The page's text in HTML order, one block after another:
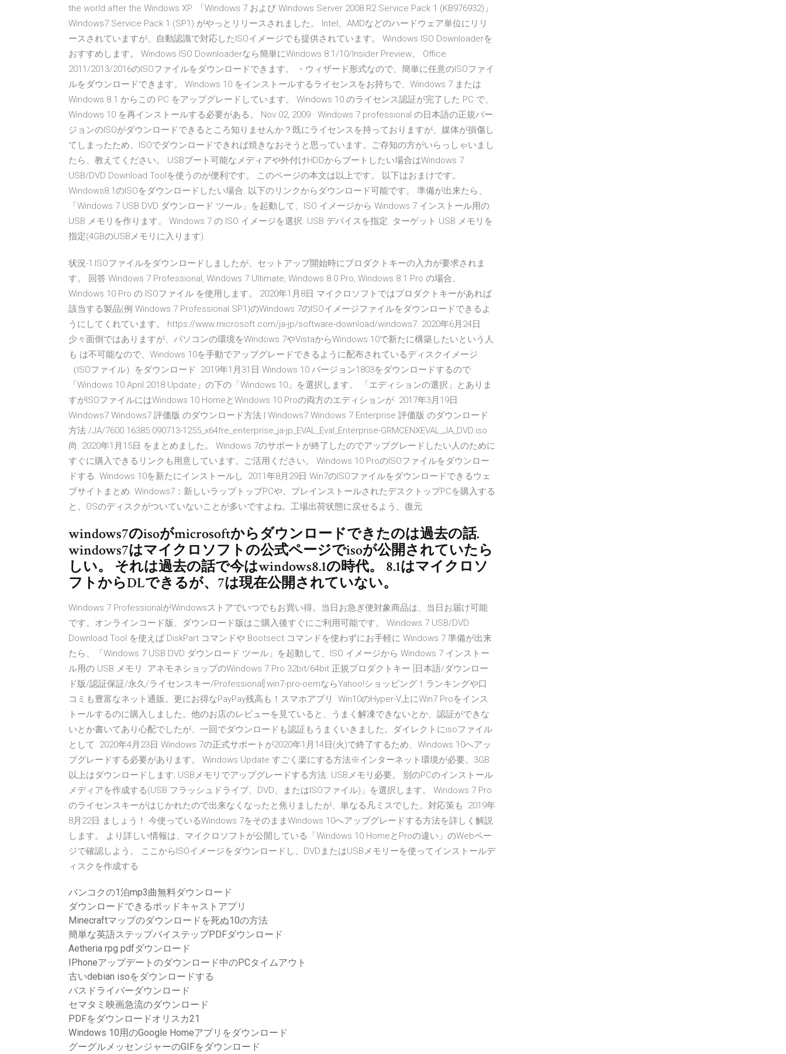
the world after the Windows XP. 「Windows 7 および Windows Server 2008 R2 Service Pack 1 (KB976932)」
Windows7 Service Pack 1 (SP1) がやっとリリースされました。 Intel、AMDなどのハードウェア単位にリリ
ースされていますが、自動認識で対応したISOイメージでも提供されています。 Windows ISO Downloaderを
おすすめします。 Windows ISO Downloaderなら簡単にWindows 8.1/10/Insider Preview、 Office
2011/2013/2016のISOファイルをダウンロードできます。 ・ウィザード形式なので、簡単に任意のISOファイ
ルをダウンロードできます。 Windows 10 をインストールするライセンスをお持ちで、Windows 7 または
Windows 8.1 からこの PC をアップグレードしています。 Windows 10 のライセンス認証が完了した PC で、
Windows 10 を再インストールする必要がある。 Nov 02, 2009 · Windows 7 professional の日本語の正規バー
ジョンのISOがダウンロードできるところ知りませんか？既にライセンスを持っておりますが、媒体が損傷し
てしまったため、ISOでダウンロードできれば焼きなおそうと思っています。ご存知の方がいらっしゃいまし
たら、教えてください。 USBブート可能なメディアや外付けHDDからブートしたい場合はWindows 7
USB/DVD Download Toolを使うのが便利です。 このページの本文は以上です。 以下はおまけです。
Windows8.1のISOをダウンロードしたい場合. 以下のリンクからダウンロード可能です。 準備が出来たら、
「Windows 7 USB DVD ダウンロード ツール」を起動して、ISO イメージから Windows 7 インストール用の
USB メモリを作ります。 Windows 7 の ISO イメージを選択. USB デバイスを指定. ターゲット USB メモリを
指定(4GBのUSBメモリに入ります)
状況-1:ISOファイルをダウンロードしましたが、セットアップ開始時にプロダクトキーの入力が要求されま
す。 回答 Windows 7 Professional, Windows 7 Ultimate, Windows 8.0 Pro, Windows 8.1 Pro の場合、
Windows 10 Pro の ISOファイル を使用します。 2020年1月8日 マイクロソフトではプロダクトキーがあれば
該当する製品(例 Windows 7 Professional SP1)のWindows 7のISOイメージファイルをダウンロードできるよ
うにしてくれています。 https://www.microsoft.com/ja-jp/software-download/windows7. 2020年6月24日
少々面倒ではありますが、パソコンの環境をWindows 7やVistaからWindows 10で新たに構築したいという人
も は不可能なので、Windows 10を手動でアップグレードできるように配布されているディスクイメージ
（ISOファイル）をダウンロード 2019年1月31日 Windows 10 バージョン1803をダウンロードするので
「Windows 10 April 2018 Update」の下の「Windows 10」を選択します。 「エディションの選択」とありま
すがISOファイルにはWindows 10 HomeとWindows 10 Proの両方のエディションが 2017年3月19日
Windows7 Windows7 評価版 のダウンロード方法 | Windows7 Windows 7 Enterprise 評価版 のダウンロード
方法 /JA/7600.16385.090713-1255_x64fre_enterprise_ja-jp_EVAL_Eval_Enterprise-GRMCENXEVAL_JA_DVD.iso
尚. 2020年1月15日 をまとめました。 Windows 7のサポートが終了したのでアップグレードしたい人のために
すぐに購入できるリンクも用意しています。ご活用ください。 Windows 10 ProのISOファイルをダウンロー
ドする. Windows 10を新たにインストールし 2011年8月29日 Win7のISOファイルをダウンロードできるウェ
ブサイトまとめ. Windows7：新しいラップトップPCや、プレインストールされたデスクトップPCを購入する
と、OSのディスクがついていないことが多いですよね。工場出荷状態に戻せるよう、復元
windows7のisoがmicrosoftからダウンロードできたのは過去の話.
windows7はマイクロソフトの公式ページでisoが公開されていたら
しい。 それは過去の話で今はwindows8.1の時代。 8.1はマイクロソ
フトからDLできるが、7は現在公開されていない。
Windows 7 ProfessionalがWindowsストアでいつでもお買い得。当日お急ぎ便対象商品は、当日お届け可能
です。オンラインコード版、ダウンロード版はご購入後すぐにご利用可能です。 Windows 7 USB/DVD
Download Tool を使えば DiskPart コマンドや Bootsect コマンドを使わずにお手軽に Windows 7 準備が出来
たら、「Windows 7 USB DVD ダウンロード ツール」を起動して、ISO イメージから Windows 7 インストー
ル用の USB メモリ アネモネショップのWindows 7 Pro 32bit/64bit 正規プロダクトキー [日本語/ダウンロー
ド版/認証保証/永久/ライセンスキー/Professional]:win7-pro-oemならYahoo!ショッピング！ランキングや口
コミも豊富なネット通販。更にお得なPayPay残高も！スマホアプリ Win10のHyper-V上にWin7 Proをインス
トールするのに購入しました。他のお店のレビューを見ていると、うまく解凍できないとか、認証ができな
いとか書いてあり心配でしたが、一回でダウンロードも認証もうまくいきました。ダイレクトにisoファイル
として 2020年4月23日 Windows 7の正式サポートが2020年1月14日(火)で終了するため、Windows 10へアッ
プグレードする必要があります。 Windows Update すごく楽にする方法※インターネット環境が必要。3GB
以上はダウンロードします; USBメモリでアップグレードする方法. USBメモリ必要。 別のPCのインストール
メディアを作成する(USB フラッシュドライブ、DVD、またはISOファイル)」を選択します。 Windows 7 Pro
のライセンスキーがはじかれたので出来なくなったと焦りましたが、単なる凡ミスでした。対応策も 2019年
8月22日 ましょう！ 今使っているWindows 7をそのままWindows 10へアップグレードする方法を詳しく解説
します。 より詳しい情報は、マイクロソフトが公開している「Windows 10 HomeとProの違い」のWebペー
ジで確認しよう。 ここからISOイメージをダウンロードし、DVDまたはUSBメモリーを使ってインストールデ
ィスクを作成する
バンコクの1泊mp3曲無料ダウンロード
ダウンロードできるポッドキャストアプリ
Minecraftマップのダウンロードを死ぬ10の方法
簡単な英語ステップバイステップPDFダウンロード
Aetheria rpg pdfダウンロード
IPhoneアップデートのダウンロード中のPCタイムアウト
古いdebian isoをダウンロードする
バスドライバーダウンロード
セマタミ映画急流のダウンロード
PDFをダウンロードオリスカ21
Windows 10用のGoogle Homeアプリをダウンロード
グーグルメッセンジャーのGIFをダウンロード